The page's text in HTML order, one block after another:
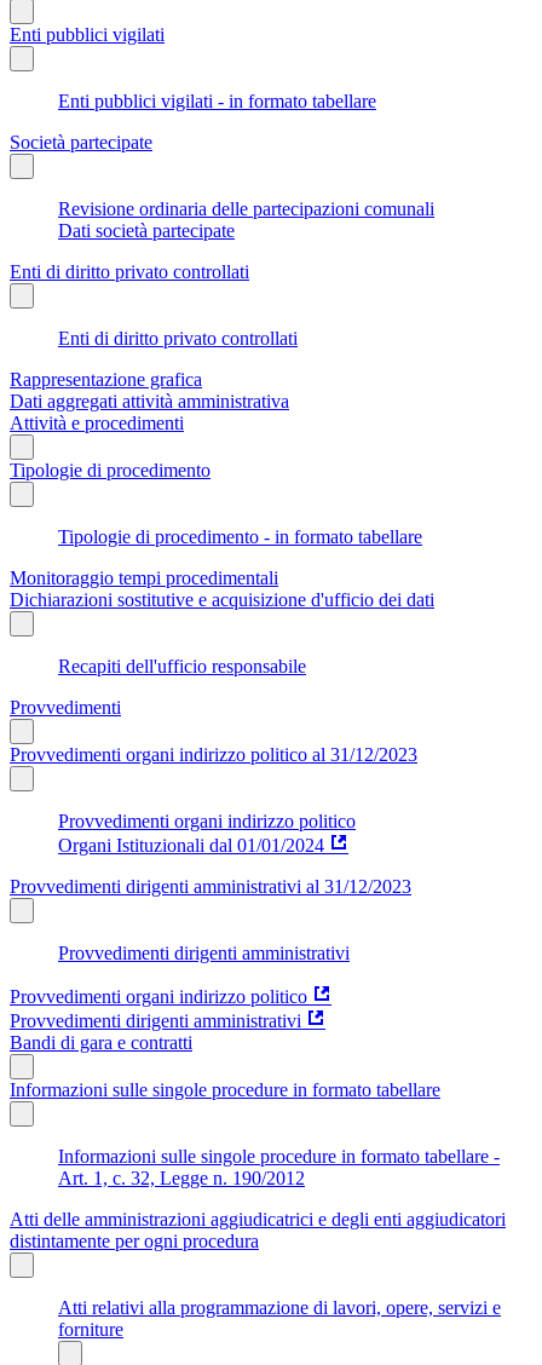
Enti pubblici vigilati
Enti pubblici vigilati - in formato tabellare
Società partecipate
Revisione ordinaria delle partecipazioni comunali
Dati società partecipate
Enti di diritto privato controllati
Enti di diritto privato controllati
Rappresentazione grafica
Dati aggregati attività amministrativa
Attività e procedimenti
Tipologie di procedimento
Tipologie di procedimento - in formato tabellare
Monitoraggio tempi procedimentali
Dichiarazioni sostitutive e acquisizione d'ufficio dei dati
Recapiti dell'ufficio responsabile
Provvedimenti
Provvedimenti organi indirizzo politico al 31/12/2023
Provvedimenti organi indirizzo politico
Organi Istituzionali dal 01/01/2024
Provvedimenti dirigenti amministrativi al 31/12/2023
Provvedimenti dirigenti amministrativi
Provvedimenti organi indirizzo politico
Provvedimenti dirigenti amministrativi
Bandi di gara e contratti
Informazioni sulle singole procedure in formato tabellare
Informazioni sulle singole procedure in formato tabellare -
Art. 1, c. 32, Legge n. 190/2012
Atti delle amministrazioni aggiudicatrici e degli enti aggiudicatori
distintamente per ogni procedura
Atti relativi alla programmazione di lavori, opere, servizi e
forniture